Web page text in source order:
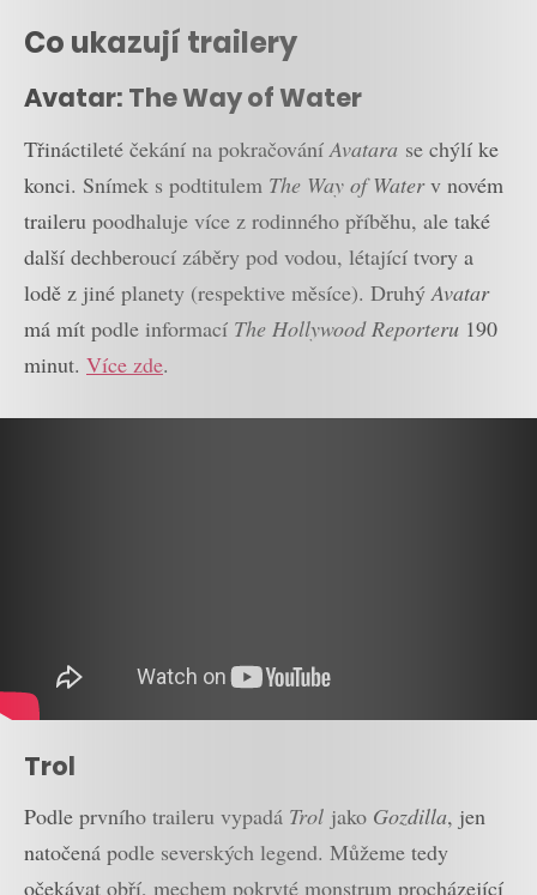
Co ukazují trailery
Avatar: The Way of Water
Třináctileté čekání na pokračování Avatara se chýlí ke
konci. Snímek s podtitulem The Way of Waterv novém
traileru poodhaluje více z rodinného příběhu, ale také
další dechberoucí záběry pod vodou, létající tvory a
lodě z jiné planety (respektive měsíce). Druhý Avatar
má mít podle informací The Hollywood Reporteru 190
minut. Více zde.
Trol
Podle prvního traileru vypadá Trol jako Gozdilla, jen
natočená podle severských legend. Můžeme tedy
očekávat obří, mechem pokryté monstrum procházející